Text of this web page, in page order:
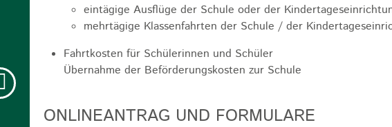
eintägige Ausflüge der Schule oder der
mehrtägige Klassenfahrten der Schule / der
Fahrtkosten für Schülerinnen und Schüler
Übernahme der Beförderungskosten zur Schule
ONLINEANTRAG UND FORMULARE